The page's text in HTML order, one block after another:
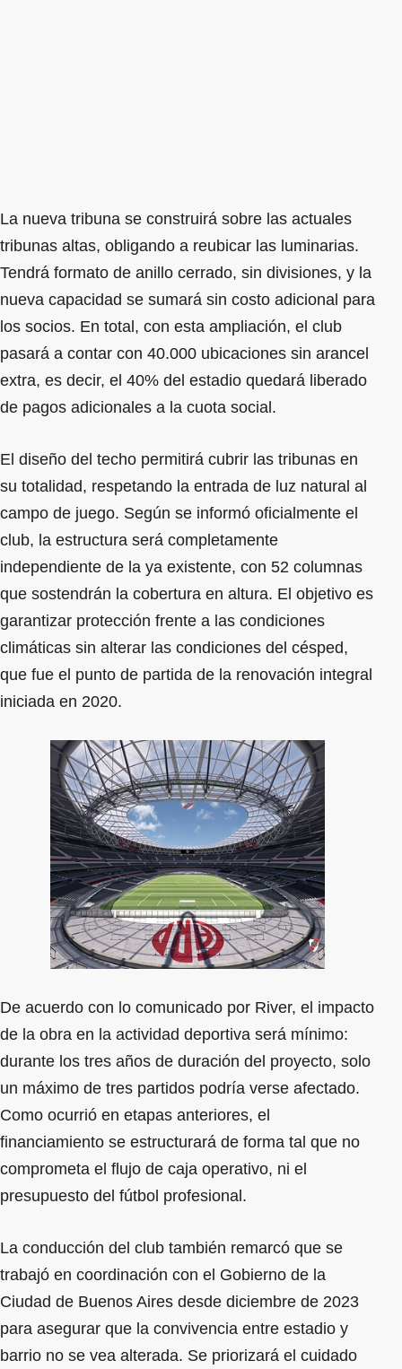
La nueva tribuna se construirá sobre las actuales
tribunas altas, obligando a reubicar las luminarias.
Tendrá formato de anillo cerrado, sin divisiones, y la
nueva capacidad se sumará sin costo adicional para
los socios. En total, con esta ampliación, el club
pasará a contar con 40.000 ubicaciones sin arancel
extra, es decir, el 40% del estadio quedará liberado
de pagos adicionales a la cuota social.
El diseño del techo permitirá cubrir las tribunas en
su totalidad, respetando la entrada de luz natural al
campo de juego. Según se informó oficialmente el
club, la estructura será completamente
independiente de la ya existente, con 52 columnas
que sostendrán la cobertura en altura. El objetivo es
garantizar protección frente a las condiciones
climáticas sin alterar las condiciones del césped,
que fue el punto de partida de la renovación integral
iniciada en 2020.
De acuerdo con lo comunicado por River, el impacto
de la obra en la actividad deportiva será mínimo:
durante los tres años de duración del proyecto, solo
un máximo de tres partidos podría verse afectado.
Como ocurrió en etapas anteriores, el
financiamiento se estructurará de forma tal que no
comprometa el flujo de caja operativo, ni el
presupuesto del fútbol profesional.
La conducción del club también remarcó que se
trabajó en coordinación con el Gobierno de la
Ciudad de Buenos Aires desde diciembre de 2023
para asegurar que la convivencia entre estadio y
barrio no se vea alterada. Se priorizará el cuidado